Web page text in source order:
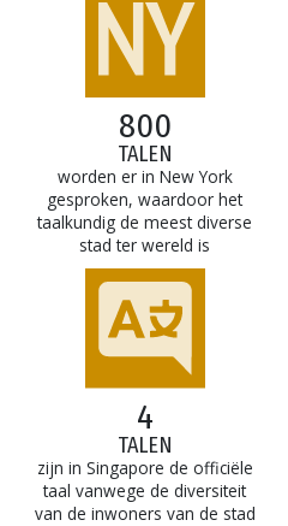
800
TALEN
worden er in New York
gesproken, waardoor het
taalkundig de meest diverse
stad ter wereld is
4
TALEN
zijn in Singapore de officiële
taal vanwege de diversiteit
van de inwoners van de stad